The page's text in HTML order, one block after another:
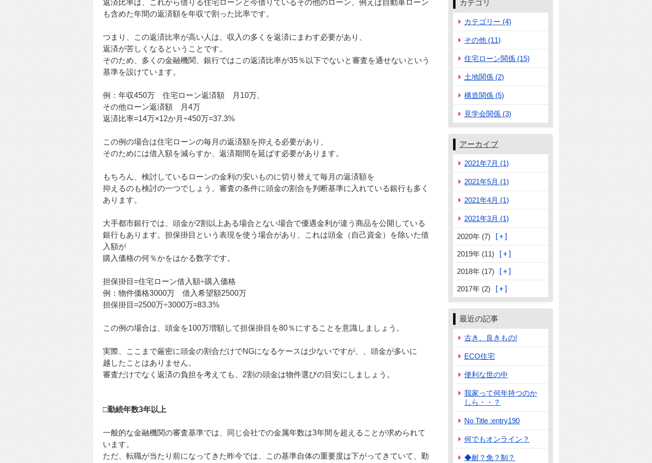
返済比率は、これから借りる住宅ローンと今借りているその他のローン、例えば自動車ローン
も含めた年間の返済額を年収で割った比率です。
つまり、この返済比率が高い人は、収入の多くを返済にまわす必要があり、
返済が苦しくなるということです。
そのため、多くの金融機関、銀行ではこの返済比率が35％以下でないと審査を通せないという
基準を設けています。
例：年収450万 住宅ローン返済額 月10万、
その他ローン返済額 月4万
返済比率=14万×12か月÷450万=37.3%
この例の場合は住宅ローンの毎月の返済額を抑える必要があり、
そのためには借入額を減らすか、返済期間を延ばす必要があります。
もちろん、検討しているローンの金利の安いものに切り替えて毎月の返済額を
抑えるのも検討の一つでしょう。審査の条件に頭金の割合を判断基準に入れている銀行も多く
あります。
大手都市銀行では、頭金が2割以上ある場合とない場合で優遇金利が違う商品を公開している
銀行もあります。担保掛目という表現を使う場合があり、これは頭金（自己資金）を除いた借
入額が
購入価格の何％かをはかる数字です。
担保掛目=住宅ローン借入額÷購入価格
例：物件価格3000万 借入希望額2500万
担保掛目=2500万÷3000万=83.3%
この例の場合は、頭金を100万増額して担保掛目を80％にすることを意識しましょう。
実際、ここまで厳密に頭金の割合だけでNGになるケースは少ないですが、、頭金が多いに
越したことはありません。
審査だけでなく返済の負担を考えても、2割の頭金は物件選びの目安にしましょう。
□勤続年数3年以上
一般的な金融機関の審査基準では、同じ会社での金属年数は3年間を超えることが求められて
います。
ただ、転職が当たり前になってきた昨今では、この基準自体の重要度は下がってきていて、勤
カテゴリ
カテゴリー (4)
その他 (11)
住宅ローン関係 (15)
土地関係 (2)
構造関係 (5)
見学会関係 (3)
アーカイブ
2021年7月 (1)
2021年5月 (1)
2021年4月 (1)
2021年3月 (1)
2020年 (7)
2019年 (11)
2018年 (17)
2017年 (2)
最近の記事
古き、良きもの!
ECO住宅
便利な世の中
我家って何年持つのか
しら・・？
No Title :entry190
何でもオンライン？
◆耐？免？制？